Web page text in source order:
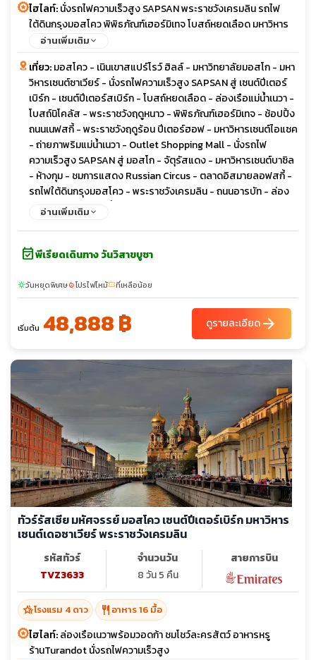
ไฮไลท์:นั่งรถไฟความเร็วสูง SAPSAN พระราชวังเครมลิน รถไฟ
ใต้ดินกรุงมอสโคว พิพิธภัณฑ์เฮอร์มิเทจ โบสถ์หยดเลือด มหาวิหาร
เซนต์ไอแซค เนินเขาสแปร์โรว์ ฮิลล์ จัตุรัสแดง
อ่านเพิ่มเติม
เที่ยว:มอสโคว - เนินเขาสแปร์โรว์ ฮิลล์ - มหาวิทยาลัยมอสโก - มหา
วิหารเซนต์ซาเวียร์ - นั่งรถไฟความเร็วสูง SAPSAN สู่ เซนต์ปีเตอร์
เบิร์ก - เซนต์ปีเตอร์สเบิร์ก - โบสถ์หยดเลือด - ล่องเรือแม่น้ำเนวา -
โบสถ์นิโคลัส - พระราชวังฤดูหนาว - พิพิธภัณฑ์เฮอร์มิเทจ - ช้อปปิ้ง
ถนนเนฟสกี้ - พระราชวังฤดูร้อน ปีเตอร์ฮอฟ - มหาวิหารเซนต์ไอแซค
- ถ่ายภาพริมแม่น้ำเนวา - Outlet Shopping Mall - นั่งรถไฟ
ความเร็วสูง SAPSAN สู่ มอสโก - จัตุรัสแดง - มหาวิหารเซนต์บาซิล
- ห้างกุม - ชมการแสดง Russian Circus - ตลาดอิสมายลอฟสกี้ -
รถไฟใต้ดินกรุงมอสโคว - พระราชวังเครมลิน - ถนนอารบัท - ล่อง
เรือชมทัศนียภาพแม่น้ำมอสควา
อ่านเพิ่มเติม
event_availableพีเรียดเดินทาง วันวิสาขบูชา
sunnyวันหยุดพิเศษlocal_fire_departmentโปรไฟไหม้confirmation_numberที่เหลือน้อย
เริ่มต้น 48,888 ฿ ดูรายละเอียดarrow_forward
ทัวร์รัสเซีย มหัศจรรย์ มอสโคว เซนต์ปีเตอร์เบิร์ก มหาวิหาร
เซนต์เดอซาเวียร์ พระราชวังเครมลิน
รหัสทัวร์
TVZ3633
จำนวนวัน
8 วัน 5 คืน
สายการบิน
hotel_classโรงแรม 4 ดาว restaurant อาหาร 16 มื้อ
ไฮไลท์:ล่องเรือเนวาพร้อมวอดก้า ชมโชว์ละครสัตว์ อาหารหรู
ร้านTurandot นั่งรถไฟความเร็วสูง